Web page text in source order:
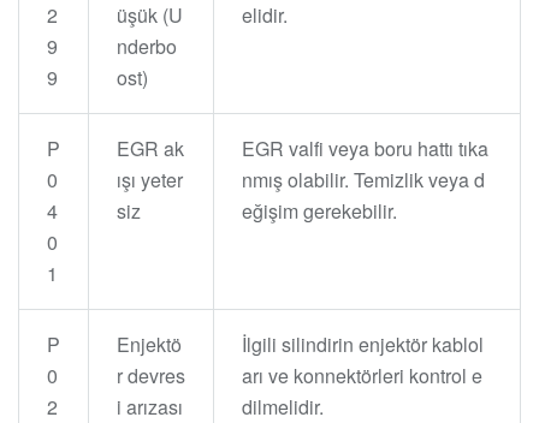
2
9
9
üşük (U
nderbo
ost)
elidir.
P
0
4
0
1
EGR ak
ışı yeter
siz
EGR valfi veya boru hattı tıka
nmış olabilir. Temizlik veya d
eğişim gerekebilir.
P
0
2
Enjektö
r devres
i arızası
İlgili silindirin enjektör kablol
arı ve konnektörleri kontrol e
dilmelidir.